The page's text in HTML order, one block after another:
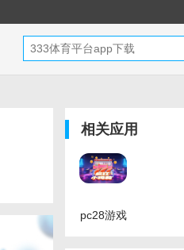
相关应用
pc28游戏